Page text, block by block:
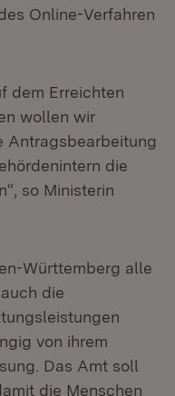
Online-Verfahren
dem Erreichten
wollen wir
Antragsbearbeitung
die
so Ministerin
Württemberg alle
die
von ihrem
Das Amt soll
die Menschen